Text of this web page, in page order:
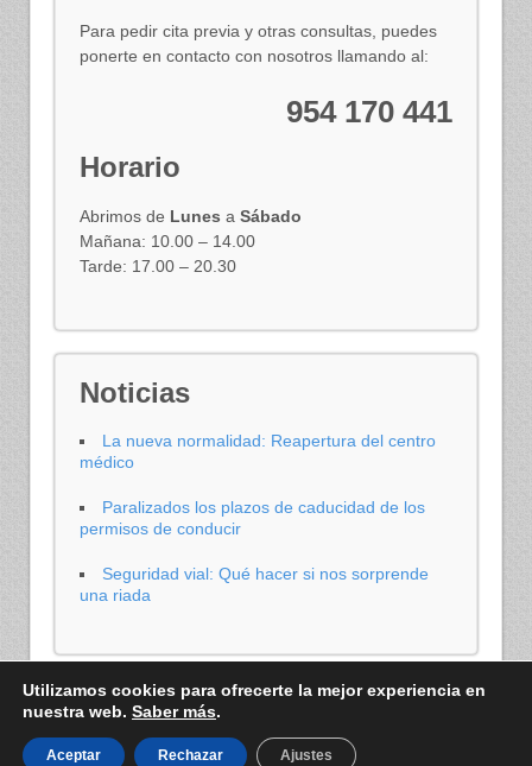
Para pedir cita previa y otras consultas, puedes
ponerte en contacto con nosotros llamando al:
954 170 441
Horario
Abrimos de Lunes a Sábado
Mañana: 10.00 – 14.00
Tarde: 17.00 – 20.30
Noticias
La nueva normalidad: Reapertura del centro
médico
Paralizados los plazos de caducidad de los
permisos de conducir
Seguridad vial: Qué hacer si nos sorprende
una riada
© 2026Certificados médicos para la renovación del carnet de conducir
Utilizamos cookies para ofrecerte la mejor experiencia en
nuestra web. Saber más.
Aceptar Rechazar Ajustes